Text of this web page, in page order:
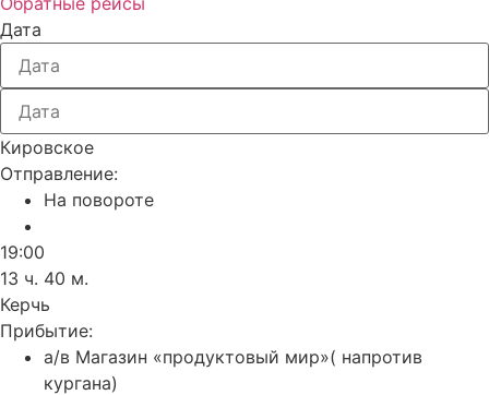
Дата
Кировское
Отправление:
На повороте
19:00
13 ч. 40 м.
Керчь
Прибытие:
а/в Магазин «продуктовый мир»( напротив
кургана)